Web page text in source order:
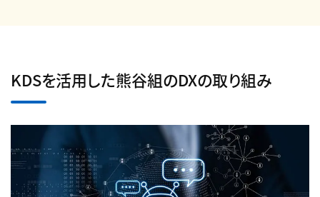
KDSを活用した熊谷組のDXの取り組み